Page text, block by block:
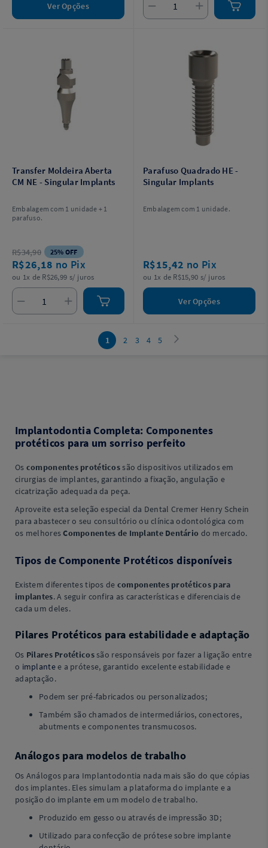
Ver Opções
Transfer Moldeira Aberta
CM NE - Singular Implants
Embalagem com 1 unidade + 1
parafuso.
R$34,90 25% OFF
R$26,18 no Pix
ou 1x de R$26,99 s/ juros
Parafuso Quadrado HE -
Singular Implants
Embalagem com 1 unidade.
R$15,42 no Pix
ou 1x de R$15,90 s/ juros
Ver Opções
1 2 3 4 5
Implantodontia Completa: Componentes
protéticos para um sorriso perfeito
Os componentes protéticossão dispositivos utilizados em
cirurgias de implantes, garantindo a fixação, angulação e
cicatrização adequada da peça.
Aproveite esta seleção especial da Dental Cremer Henry Schein
para abastecer o seu consultório ou clínica odontológica com
os melhoresComponentes de Implante Dentário do mercado.
Tipos de Componente Protéticos disponíveis
Existem diferentes tipos de componentes protéticos para
implantes. A seguir confira as características e diferenciais de
cada um deles.
Pilares Protéticos para estabilidade e adaptação
Os Pilares Protéticossão responsáveis por fazer a ligação entre
o implantee a prótese, garantido excelente estabilidade e
adaptação.
Podem ser pré-fabricados ou personalizados;
Também são chamados de intermediários, conectores,
abutments e componentes transmucosos.
Análogos para modelos de trabalho
Os Análogos para Implantodontia nada mais são do que cópias
dos implantes. Eles simulam a plataforma do implante e a
posição do implante em um modelo de trabalho.
Produzido em gesso ou através de impressão 3D;
Utilizado para confecção de prótese sobre implante